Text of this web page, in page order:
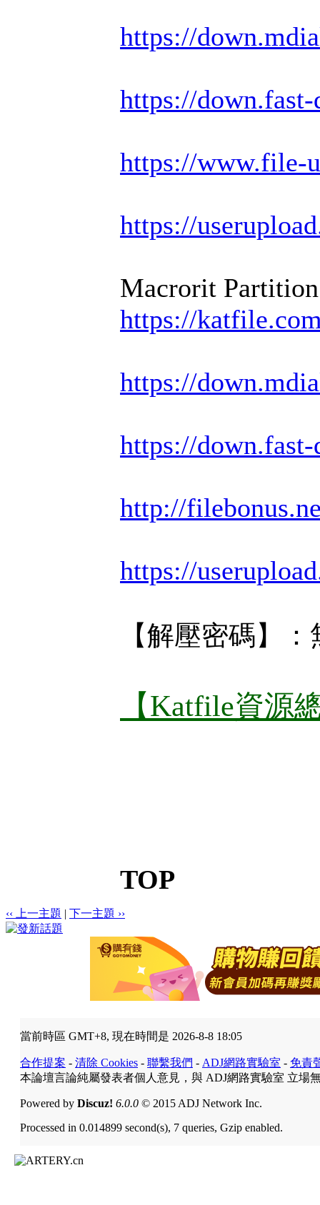
https://
https://
https://www.file-
https://
Macrorit
https://
https://
https://
http://
https://
【解壓密碼】：
【Katfile資源
TOP
‹‹ 上一主題 | 下一主題 ››
當前時區 GMT+8, 現在時間是 2026-8-8 18:05
合作提案 - 清除 Cookies - 聯繫我們 - ADJ網路實驗室 - 免責
本論壇言論純屬發表者個人意見，與 ADJ網路實驗室 立場
Powered by Discuz! 6.0.0 © 2015 ADJ Network Inc.
Processed in 0.014899 second(s), 7 queries, Gzip enabled.